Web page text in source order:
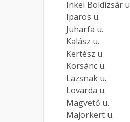
Inkei Boldizsár
Iparos u.
Juharfa u.
Kalász u.
Kertész u.
Körsánc u.
Lazsnak u.
Lovarda u.
Magvető u.
Majorkert u.